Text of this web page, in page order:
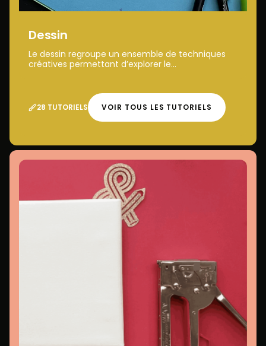
Dessin
Le dessin regroupe un ensemble de techniques
créatives permettant d’explorer le...
28 TUTORIELS VOIR TOUS LES TUTORIELS